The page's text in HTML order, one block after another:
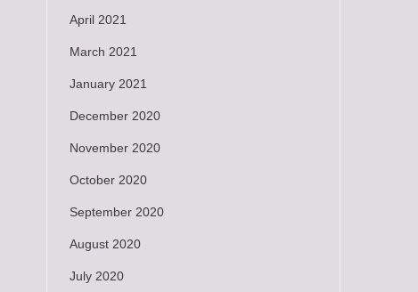
April 2021
March 2021
January 2021
December 2020
November 2020
October 2020
September 2020
August 2020
July 2020